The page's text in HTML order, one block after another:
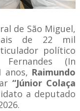
de São Miguel,
de 22 mil
político
(In
anos, Raimundo
“Júnior Colaça
a deputado